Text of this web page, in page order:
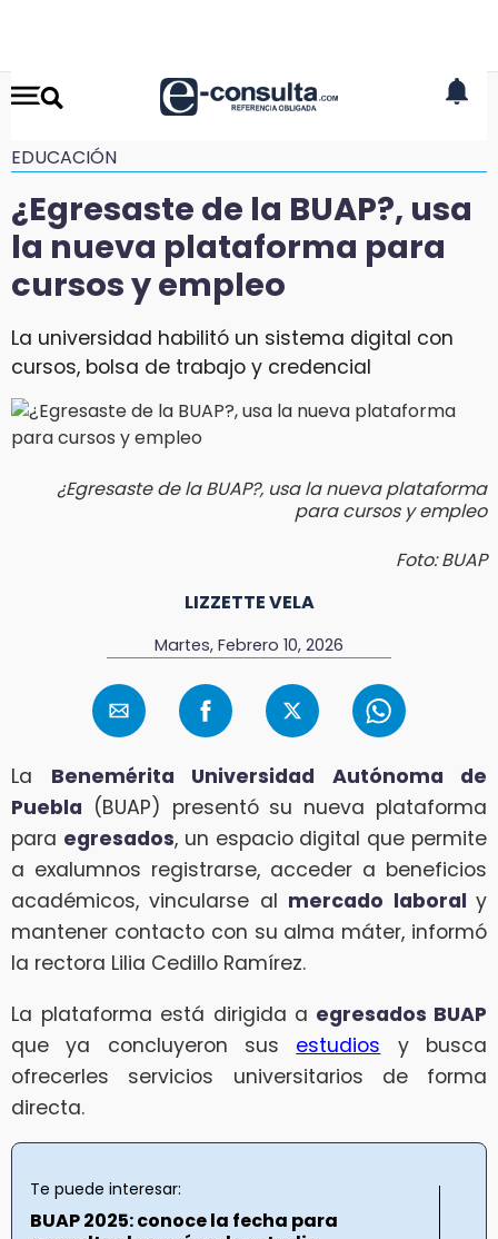
EDUCACIÓN
¿Egresaste de la BUAP?, usa
la nueva plataforma para
cursos y empleo
La universidad habilitó un sistema digital con
cursos, bolsa de trabajo y credencial
¿Egresaste de la BUAP?, usa la nueva plataforma
para cursos y empleo
Foto: BUAP
LIZZETTE VELA
Martes, Febrero 10, 2026
La Benemérita Universidad Autónoma de
Puebla (BUAP) presentó su nueva plataforma
para egresados, un espacio digital que permite
a exalumnos registrarse, acceder a beneficios
académicos, vincularse al mercado laboral y
mantener contacto con su alma máter, informó
la rectora Lilia Cedillo Ramírez.
La plataforma está dirigida a egresados BUAP
que ya concluyeron sus estudios y busca
ofrecerles servicios universitarios de forma
directa.
Te puede interesar:
BUAP 2025: conoce la fecha para